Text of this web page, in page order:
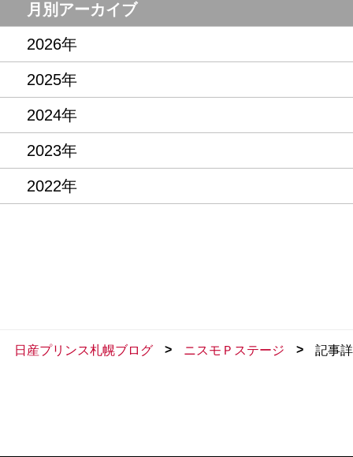
月別アーカイブ
2026年
2025年
2024年
2023年
2022年
日産プリンス札幌ブログ > ニスモＰステージ > 記事